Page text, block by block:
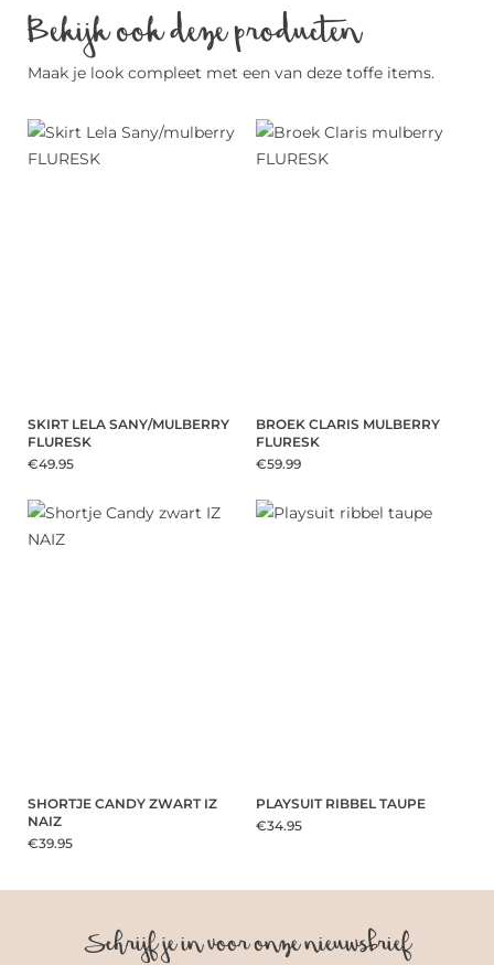
Bekijk ook deze producten
Maak je look compleet met een van deze toffe items.
SKIRT LELA SANY/MULBERRY
FLURESK
€49.95
BROEK CLARIS MULBERRY
FLURESK
€59.99
SHORTJE CANDY ZWART IZ
NAIZ
€39.95
PLAYSUIT RIBBEL TAUPE
€34.95
Schrijf je in voor onze nieuwsbrief